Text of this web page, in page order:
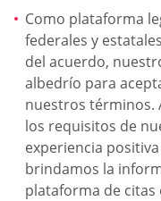
Como plataforma
federales y
del acuerdo,
albedrío para
nuestros términos.
los requisitos de
experiencia
brindamos la
plataforma de citas